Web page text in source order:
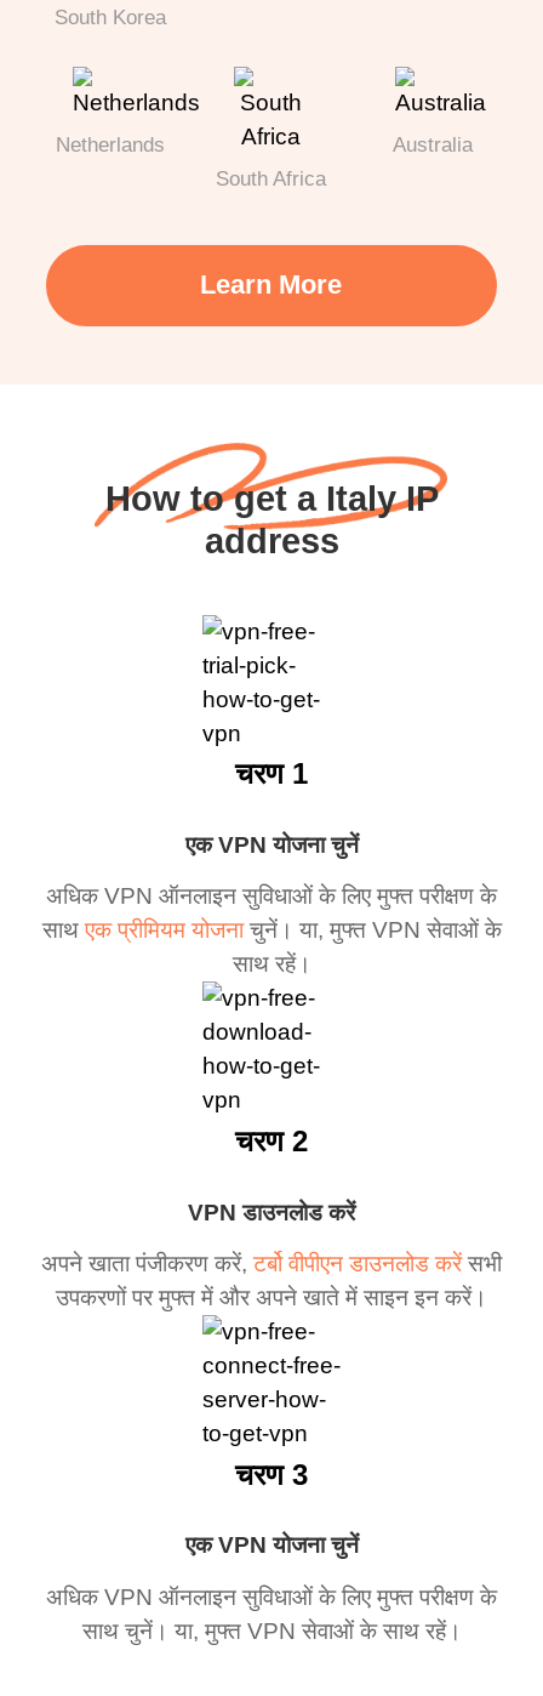
South Korea
Netherlands
South Africa
Australia
Learn More
How to get a Italy IP
address
एक VPN योजना चुनें
अधिक VPN ऑनलाइन सुविधाओं के लिए मुफ्त परीक्षण के
साथएक प्रीमियम योजनाचुनें। या, मुफ्त VPN सेवाओं के
साथ रहें।
चरण 1
VPN डाउनलोड करें
अपने खाता पंजीकरण करें,टर्बो वीपीएन डाउनलोड करेंसभी
उपकरणों पर मुफ्त में और अपने खाते में साइन इन करें।
चरण 2
एक VPN योजना चुनें
अधिक VPN ऑनलाइन सुविधाओं के लिए मुफ्त परीक्षण के
साथ चुनें। या, मुफ्त VPN सेवाओं के साथ रहें।
चरण 3